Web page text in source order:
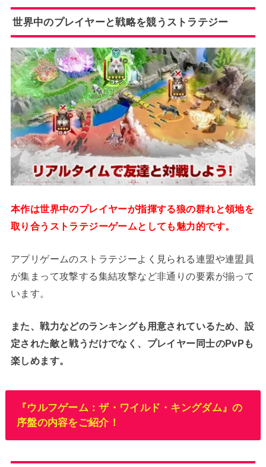
世界中のプレイヤーと戦略を競うストラテジー
本作は世界中のプレイヤーが指揮する狼の群れと領地を
取り合うストラテジーゲームとしても魅力的です。
アプリゲームのストラテジーよく見られる連盟や連盟員
が集まって攻撃する集結攻撃など非通りの要素が揃って
います。
また、戦力などのランキングも用意されているため、設
定された敵と戦うだけでなく、プレイヤー同士のPvPも
楽しめます。
『ウルフゲーム：ザ・ワイルド・キングダム』の
序盤の内容をご紹介！